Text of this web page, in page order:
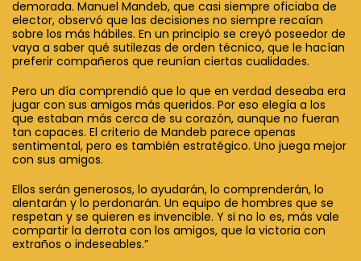
demorada. Manuel Mandeb, que casi siempre oficiaba de
elector, observó que las decisiones no siempre recaían
sobre los más hábiles. En un principio se creyó poseedor de
vaya a saber qué sutilezas de orden técnico, que le hacían
preferir compañeros que reunían ciertas cualidades.
Pero un día comprendió que lo que en verdad deseaba era
jugar con sus amigos más queridos. Por eso elegía a los
que estaban más cerca de su corazón, aunque no fueran
tan capaces. El criterio de Mandeb parece apenas
sentimental, pero es también estratégico. Uno juega mejor
con sus amigos.
Ellos serán generosos, lo ayudarán, lo comprenderán, lo
alentarán y lo perdonarán. Un equipo de hombres que se
respetan y se quieren es invencible. Y si no lo es, más vale
compartir la derrota con los amigos, que la victoria con
extraños o indeseables.”